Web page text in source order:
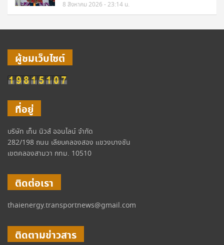
8 สิงหาคม 2026 - 23:14 น.
ผู้ชมเว็บไซต์
ที่อยู่
บริษัท เท็น นิวส์ ออนไลน์ จำกัด
282/198 ถนน เลียบคลองสอง แขวงบางชัน
เขตคลองสามวา กทม. 10510
ติดต่อเรา
thaienergy.transportnews@gmail.com
ติดตามข่าวสาร